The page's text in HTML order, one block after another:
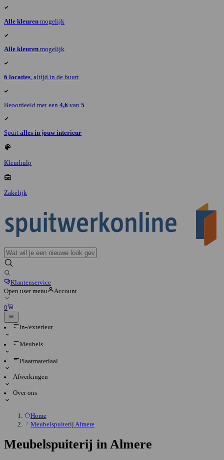
Alle kleuren mogelijk
Alle kleuren mogelijk
6 locaties, altijd in de buurt
Beoordeeld met een 4,6 van 5
Spuit alles in jouw interieur
Kleurhulp
Zakelijk
Klantenservice
Open user menu
Account
0
In-/exterieur
Meubels
Plaatmateriaal
Afwerkingen
Over ons
Home
Meubelspuiterij Almere
Meubelspuiterij in Almere